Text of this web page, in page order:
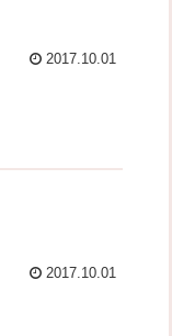
2017.10.01
2017.10.01